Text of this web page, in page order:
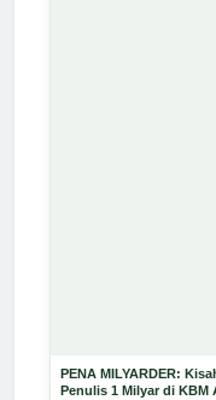
PENA MILYARDER:
Penulis 1 Milyar di KBM